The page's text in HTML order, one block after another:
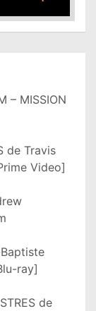
– MISSION
de Travis
Video]
ray]
de